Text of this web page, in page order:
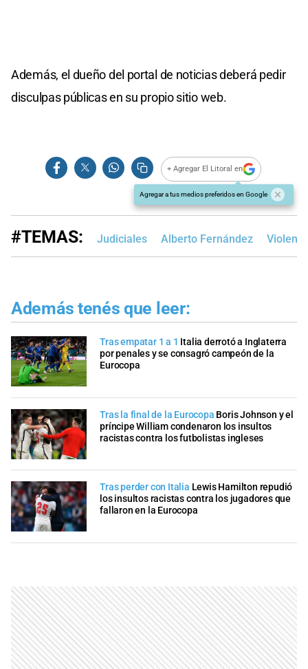
Además, el dueño del portal de noticias deberá pedir
disculpas públicas en su propio sitio web.
+ Agregar El Litoral en
Agregar a tus medios preferidos en Google
#TEMAS: Judiciales Alberto Fernández
Además tenés que leer:
Tras empatar 1 a 1 Italia derrotó a Inglaterra
por penales y se consagró campeón de la
Eurocopa
Tras la final de la Eurocopa Boris Johnson y el
príncipe William condenaron los insultos
racistas contra los futbolistas ingleses
Tras perder con Italia Lewis Hamilton repudió
los insultos racistas contra los jugadores que
fallaron en la Eurocopa